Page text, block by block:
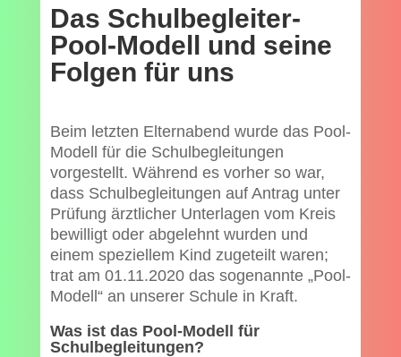
Das Schulbegleiter-
Pool-Modell und seine
Folgen für uns
Beim letzten Elternabend wurde das Pool-
Modell für die Schulbegleitungen
vorgestellt. Während es vorher so war,
dass Schulbegleitungen auf Antrag unter
Prüfung ärztlicher Unterlagen vom Kreis
bewilligt oder abgelehnt wurden und
einem speziellem Kind zugeteilt waren;
trat am 01.11.2020 das sogenannte „Pool-
Modell“ an unserer Schule in Kraft.
Was ist das Pool-Modell für
Schulbegleitungen?